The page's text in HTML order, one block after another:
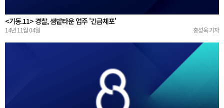
<기동.11> 경찰, 샘밭타운 업주 '긴급체포'
14년 11월 04일 홍성욱 기자